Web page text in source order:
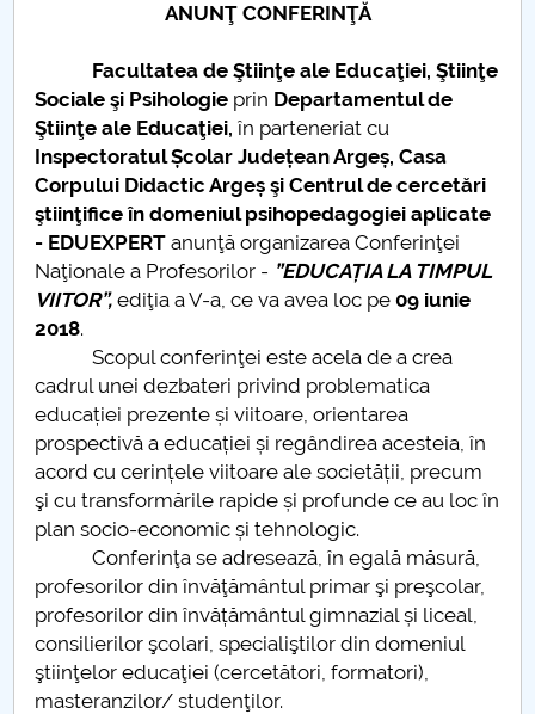
ANUNŢ CONFERINŢĂ
Facultatea de Ştiinţe ale Educaţiei, Ştiinţe
Sociale şi Psihologie prin Departamentul de
Ştiinţe ale Educaţiei,în parteneriat cu
Inspectoratul Școlar Județean Argeș, Casa
Corpului Didactic Argeș şi Centrul de cercetări
ştiinţifice în domeniul psihopedagogiei aplicate
- EDUEXPERTanunţă organizarea Conferinţei
Naţionale a Profesorilor - ”EDUCAȚIA LA TIMPUL
VIITOR”, ediţia a V-a, ce va avea loc pe09 iunie
2018.
Scopul conferinţei este acela de a crea
cadrul unei dezbateri privind problematica
educației prezente și viitoare, orientarea
prospectivă a educației și regândirea acesteia, în
acord cu cerințele viitoare ale societății, precum
şi cu transformările rapide și profunde ce au loc în
plan socio-economic și tehnologic.
Conferinţa se adresează, în egală măsură,
profesorilor din învăţământul primar şi preşcolar,
profesorilor din învățământul gimnazial și liceal,
consilierilor şcolari, specialiştilor din domeniul
ştiinţelor educaţiei (cercetători, formatori),
masteranzilor/ studenţilor.